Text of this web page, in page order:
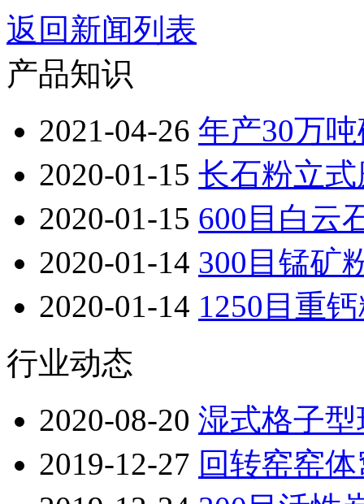
返回新闻列表
产品知识
2021-04-26 年产30万
2020-01-15 长石粉立
2020-01-15 600目白云
2020-01-14 300目锰矿
2020-01-14 1250目重
行业动态
2020-08-20 湿式格子
2019-12-27 回转窑窑